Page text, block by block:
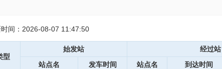
间：2026-08-07 11:47:50
型
始发站 经过站
站点名
发车时间 站点名 到达时间